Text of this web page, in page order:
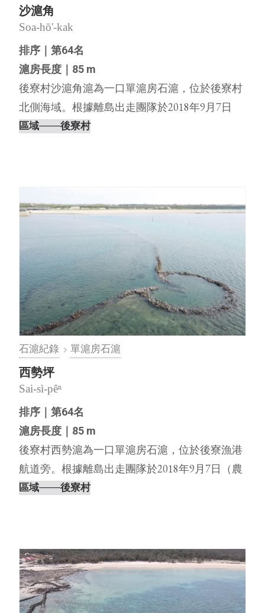
沙滬角
Soa-hō'-kak
排序｜第64名
滬房長度｜85 m
後寮村沙滬角滬為一口單滬房石滬，位於後寮村
北側海域。根據離島出走團隊於2018年9月7日
（農曆7月28日，天氣晴，無風）親自前往踏查
區域───後寮村
石滬紀錄 單滬房石滬
西勢坪
Sai-sì-pêⁿ
排序｜第64名
滬房長度｜85 m
後寮村西勢滬為一口單滬房石滬，位於後寮漁港
航道旁。根據離島出走團隊於2018年9月7日（農
曆7月28日，天氣晴，無風）進行空拍調查，發
區域───後寮村